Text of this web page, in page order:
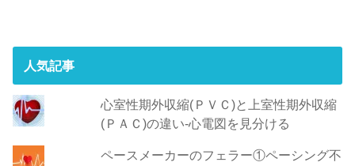
人気記事
心室性期外収縮(ＰＶＣ)と上室性期外収縮
(ＰＡＣ)の違い-心電図を見分ける
ペースメーカーのフェラー①ペーシング不